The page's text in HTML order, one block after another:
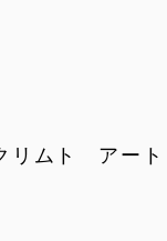
リムト アー